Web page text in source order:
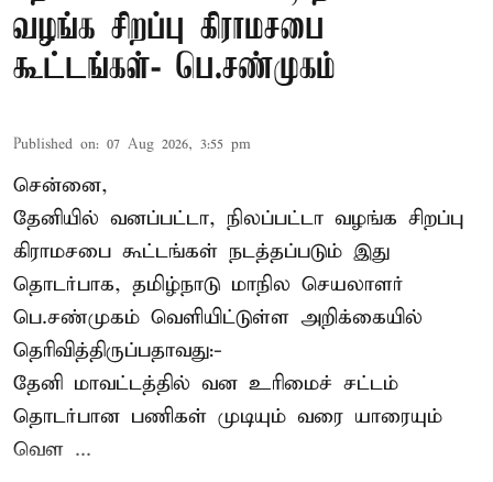
வழங்க சிறப்பு கிராமசபை
கூட்டங்கள்- பெ.சண்முகம்
Published on: 07 Aug 2026, 3:55 pm
சென்னை,
தேனியில் வனப்பட்டா, நிலப்பட்டா வழங்க சிறப்பு
கிராமசபை கூட்டங்கள் நடத்தப்படும் இது
தொடர்பாக, தமிழ்நாடு மாநில செயலாளர்
பெ.சண்முகம் வெளியிட்டுள்ள அறிக்கையில்
தெரிவித்திருப்பதாவது:-
தேனி மாவட்டத்தில் வன உரிமைச் சட்டம்
தொடர்பான பணிகள் முடியும் வரை யாரையும்
வெள ...